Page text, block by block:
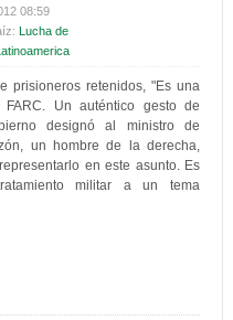
08:59
Lucha de
prisioneros retenidos, "Es una
Un auténtico gesto de
designó al ministro de
un hombre de la derecha,
en este asunto. Es
militar a un tema